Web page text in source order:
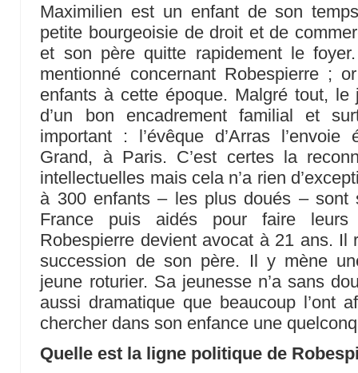
Maximilien est un enfant de son
petite bourgeoisie de droit et de
et son père quitte rapidement le
mentionné concernant Robespierre ;
enfants à cette époque. Malgré tout, le
d’un bon encadrement familial et
important : l’évêque d’Arras
Grand, à Paris. C’est certes la
intellectuelles mais cela n’a rien
à 300 enfants – les plus doués – sont
France puis aidés pour faire leurs
Robespierre devient avocat à 21 ans. Il
succession de son père. Il y mène
jeune roturier. Sa jeunesse n’a sans
aussi dramatique que beaucoup l’ont
chercher dans son enfance une
Quelle est la ligne politique de